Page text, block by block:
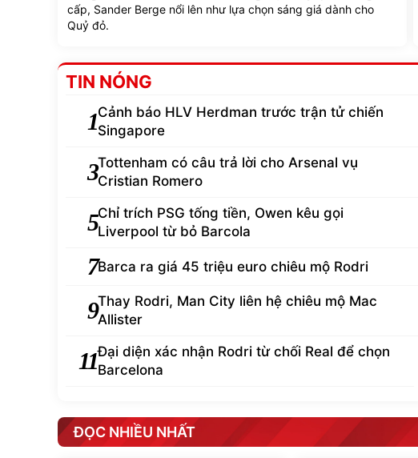
cấp, Sander Berge nổi lên như lựa chọn sáng giá dành cho
Quỷ đỏ.
TIN NÓNG
1Cảnh báo HLV Herdman trước trận tử chiến
Singapore
3Tottenham có câu trả lời cho Arsenal vụ
Cristian Romero
5Chỉ trích PSG tống tiền, Owen kêu gọi
Liverpool từ bỏ Barcola
7Barca ra giá 45 triệu euro chiêu mộ Rodri
9Thay Rodri, Man City liên hệ chiêu mộ Mac
Allister
11Đại diện xác nhận Rodri từ chối Real để chọn
Barcelona
ĐỌC NHIỀU NHẤT